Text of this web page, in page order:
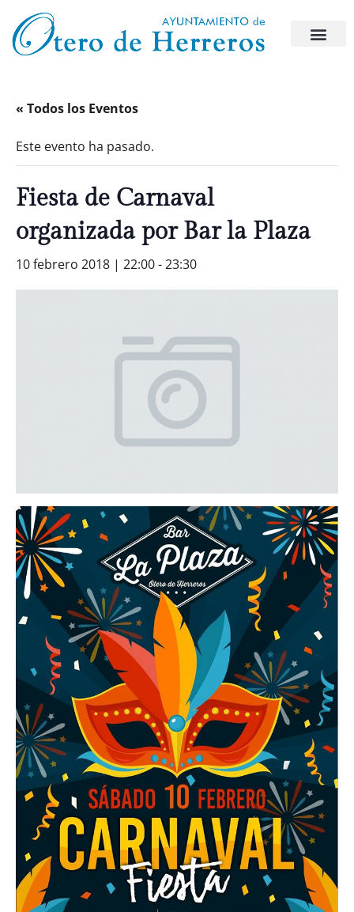
« Todos los Eventos
Este evento ha pasado.
Fiesta de Carnaval
organizada por Bar la Plaza
10 febrero 2018 | 22:00-23:30